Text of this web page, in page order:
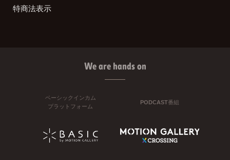
特商法表示
We are hands on
ベーシックインカム
プラットフォーム
PODCAST番組